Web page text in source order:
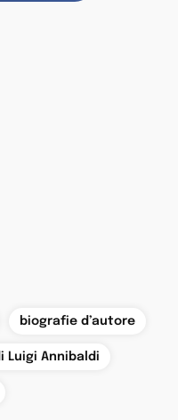
biografie d’autore
Luigi Annibaldi